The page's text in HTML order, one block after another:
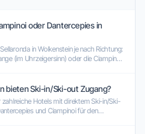
oder Dantercepies in
in Wolkenstein je nach Richtung:
(im Uhrzeigersinn) oder die Ciampinoi-
bieten Ski-in/Ski-out Zugang?
Hotels mit direktem Ski-in/Ski-
und Ciampinoi für den